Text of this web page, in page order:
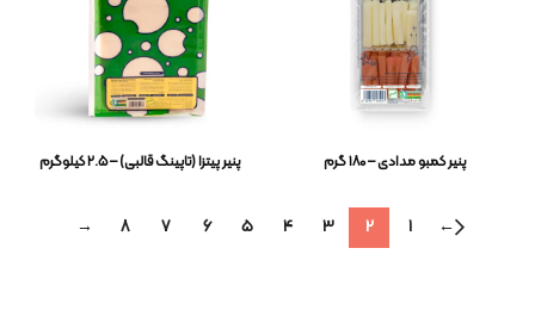
پنیر کمبو مدادی – ۱۸۰ گرم پنیر پیتزا (تاپینگ قالبی) – ۲.۵ کیلوگرم
←
1
2
3
4
5
6
7
8
→